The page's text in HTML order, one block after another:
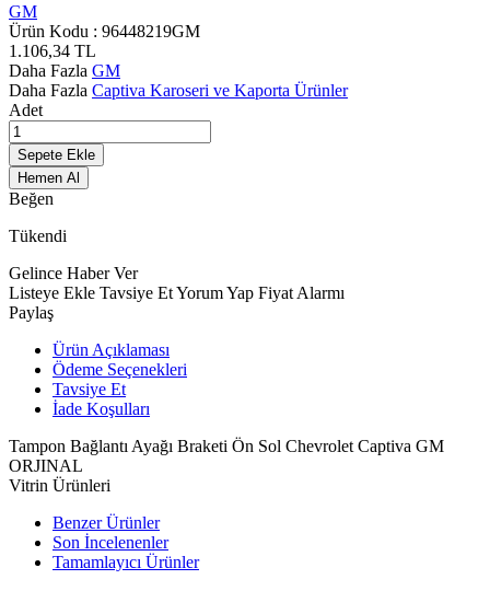
GM
Ürün Kodu : 96448219GM
1.106,34 TL
Daha Fazla GM
Daha Fazla Captiva Karoseri ve Kaporta Ürünler
Adet
Sepete Ekle
Hemen Al
Beğen
Tükendi
Gelince Haber Ver
Listeye Ekle Tavsiye EtYorum Yap Fiyat Alarmı
Paylaş
Ürün Açıklaması
Ödeme Seçenekleri
Tavsiye Et
İade Koşulları
Tampon Bağlantı Ayağı Braketi Ön Sol Chevrolet Captiva GM
ORJINAL
Vitrin Ürünleri
Benzer Ürünler
Son İncelenenler
Tamamlayıcı Ürünler